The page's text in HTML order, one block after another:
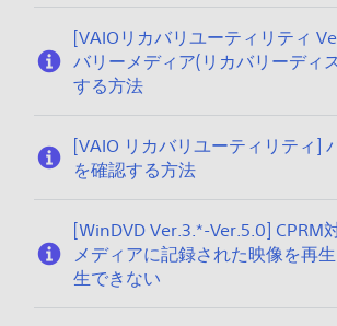
[VAIOリカバリユーティリティ
バリーメディア(リカバリーディ
する方法
[VAIO リカバリユーティリティ]
を確認する方法
[WinDVD Ver.3.*-Ver.5.0] CPRM
メディアに記録された映像を再
生できない